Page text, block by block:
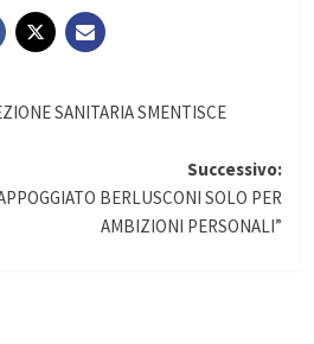
SANITARIA SMENTISCE
Successivo:
BERLUSCONI SOLO PER
AMBIZIONI PERSONALI”